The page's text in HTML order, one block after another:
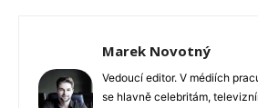
Marek Novotný
Vedoucí editor. V médiích
se hlavně celebritám,